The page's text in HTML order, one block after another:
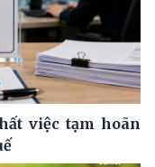
việc tạm hoãn